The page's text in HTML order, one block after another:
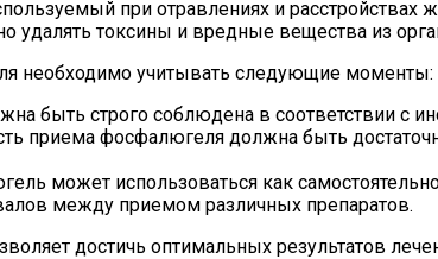
при отравлениях и
удалять токсины и вредные вещества из
необходимо учитывать следующие моменты:
быть строго соблюдена в соответствии с
приема фосфалюгеля должна быть
может использоваться как
между приемом различных препаратов.
достичь оптимальных результатов